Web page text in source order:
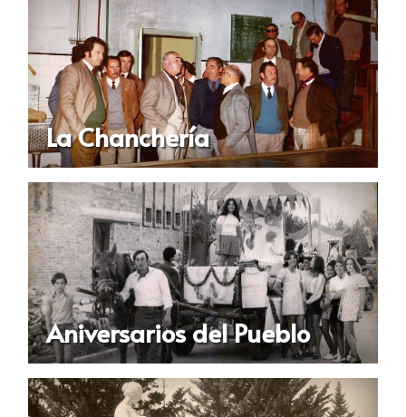
La Chanchería
Aniversarios del Pueblo